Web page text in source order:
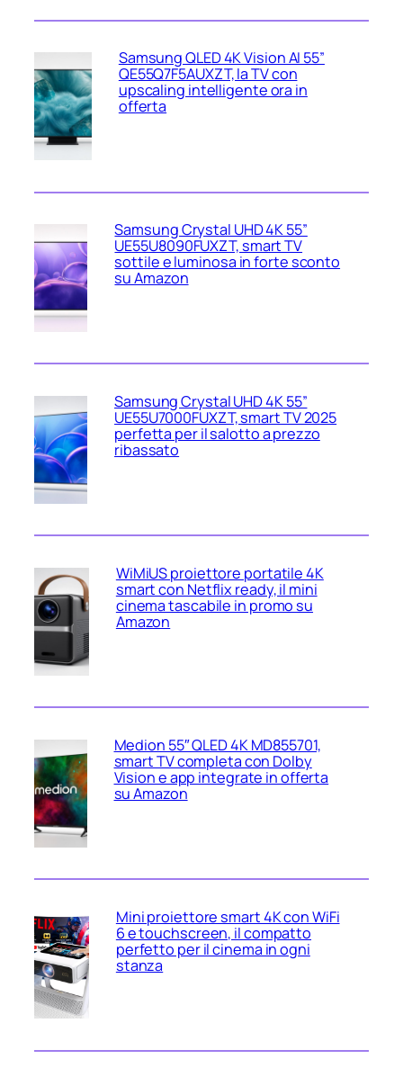
Samsung QLED 4K Vision AI 55”
QE55Q7F5AUXZT, la TV con
upscaling intelligente ora in
offerta
Samsung Crystal UHD 4K 55”
UE55U8090FUXZT, smart TV
sottile e luminosa in forte sconto
su Amazon
Samsung Crystal UHD 4K 55”
UE55U7000FUXZT, smart TV 2025
perfetta per il salotto a prezzo
ribassato
WiMiUS proiettore portatile 4K
smart con Netflix ready, il mini
cinema tascabile in promo su
Amazon
Medion 55″ QLED 4K MD855701,
smart TV completa con Dolby
Vision e app integrate in offerta
su Amazon
Mini proiettore smart 4K con WiFi
6 e touchscreen, il compatto
perfetto per il cinema in ogni
stanza